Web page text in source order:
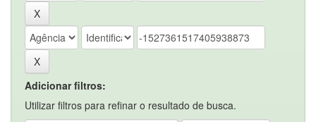
Adicionar filtros:
Utilizar filtros para refinar o resultado de busca.